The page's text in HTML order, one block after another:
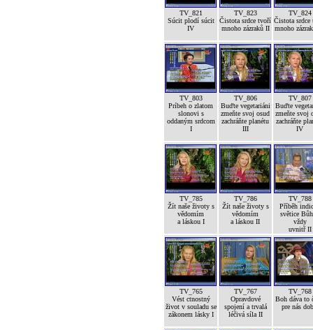
TV_821
Súcit plodí súcit
IV
TV_823
Čistota srdce tvoří
mnoho zázraků II
TV_824
Čistota srdce
mnoho
TV_803
Príbeh o zlatom
slonovi s
oddaným srdcom
I
TV_806
Buďte vegetariáni
zmeňte svoj osud
zachráňte planétu
III
TV_807
Buďte
zmeňte svoj
zachráňte
IV
TV_785
Žít naše životy s
vědomím
a láskou I
TV_786
Žít naše životy s
vědomím
a láskou II
TV_788
Příběh
světice
vždy
uvnitř II
TV_765
Vést ctnostný
život v souladu se
zákonem lásky I
TV_767
Opravdové
spojení a trvalá
léčivá síla II
TV_768
Boh dáva to
pre nás